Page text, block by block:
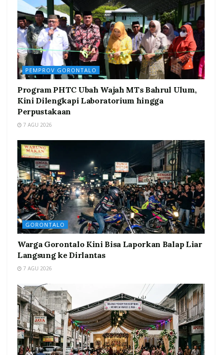
PEMPROV GORONTALO
Program PHTC Ubah Wajah MTs Bahrul Ulum,
Kini Dilengkapi Laboratorium hingga
Perpustakaan
7 AGU 2026
GORONTALO
Warga Gorontalo Kini Bisa Laporkan Balap Liar
Langsung ke Dirlantas
7 AGU 2026